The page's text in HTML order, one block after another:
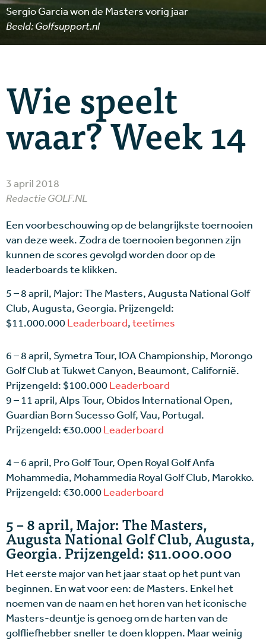
Sergio Garcia won de Masters vorig jaar
Beeld: Golfsupport.nl
Wie speelt
waar? Week 14
3 april 2018
Redactie GOLF.NL
Een voorbeschouwing op de belangrijkste toernooien
van deze week. Zodra de toernooien begonnen zijn
kunnen de scores gevolgd worden door op de
leaderboards te klikken.
5 – 8 april, Major: The Masters, Augusta National Golf
Club, Augusta, Georgia. Prijzengeld:
$11.000.000Leaderboard,teetimes
6 – 8 april, Symetra Tour, IOA Championship, Morongo
Golf Club at Tukwet Canyon, Beaumont, Californië.
Prijzengeld: $100.000Leaderboard
9 – 11 april, Alps Tour, Obidos International Open,
Guardian Born Sucesso Golf, Vau, Portugal.
Prijzengeld: €30.000Leaderboard
4 – 6 april, Pro Golf Tour, Open Royal Golf Anfa
Mohammedia, Mohammedia Royal Golf Club, Marokko.
Prijzengeld: €30.000Leaderboard
5 – 8 april, Major: The Masters,
Augusta National Golf Club, Augusta,
Georgia. Prijzengeld: $11.000.000
Het eerste major van het jaar staat op het punt van
beginnen. En wat voor een: de Masters. Enkel het
noemen van de naam en het horen van het iconische
Masters-deuntje is genoeg om de harten van de
golfliefhebber sneller te doen kloppen. Maar weinig